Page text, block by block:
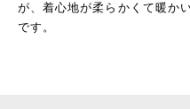
が、着心地が柔らかくて暖か
です。